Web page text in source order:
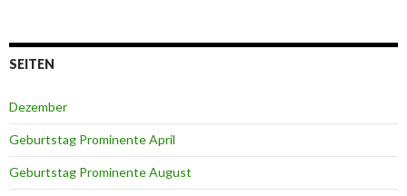
SEITEN
Dezember
Geburtstag Prominente April
Geburtstag Prominente August